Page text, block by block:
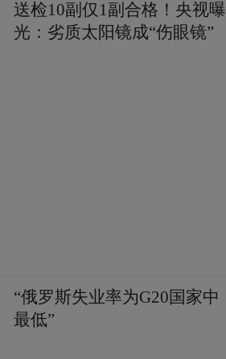
送检10副仅1副合格！央视曝
光：劣质太阳镜成“伤眼镜”
“俄罗斯失业率为G20国家中
最低”